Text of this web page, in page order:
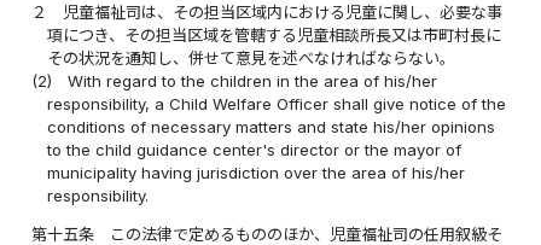
２
児童福祉司は、その担当区域内における児童に関し、必要な事
項につき、その担当区域を管轄する児童相談所長又は市町村長に
その状況を通知し、併せて意見を述べなければならない。
(2)
With regard to the children in the area of his/her
responsibility, a Child Welfare Officer shall give notice of the
conditions of necessary matters and state his/her opinions
to the child guidance center's director or the mayor of
municipality having jurisdiction over the area of his/her
responsibility.
第十五条
この法律で定めるもののほか、児童福祉司の任用叙級そ